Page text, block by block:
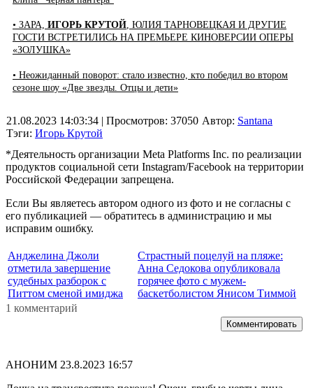
• ЗАРА, ИГОРЬ КРУТОЙ , ЮЛИЯ ТАРНОВЕЦКАЯ И ДРУГИЕ
ГОСТИ ВСТРЕТИЛИСЬ НА ПРЕМЬЕРЕ КИНОВЕРСИИ ОПЕРЫ
«ЗОЛУШКА»
• Неожиданный поворот: стало известно, кто победил во втором
сезоне шоу «Две звезды. Отцы и дети»
21.08.2023 14:03:34 | Просмотров: 37050
Тэги: Игорь Крутой
Автор: Santana
*Деятельность организации Meta Platforms Inc. по реализации
продуктов социальной сети Instagram/Facebook на территории
Российской Федерации запрещена.
Если Вы являетесь автором одного из фото и не согласны с
его публикацией — обратитесь в администрацию и мы
исправим ошибку.
Анджелина Джоли
отметила завершение
судебных разборок с
Питтом сменой имиджа
Страстный поцелуй на пляже:
Анна Седокова опубликовала
горячее фото с мужем-
баскетболистом Янисом Тиммой
1 комментарий
Комментировать
АНОНИМ 23.8.2023 16:57